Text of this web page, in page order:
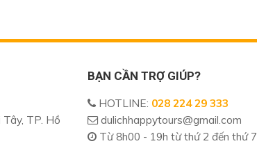
TP. Hồ
BẠN CẦN TRỢ GIÚP?
HOTLINE: 028 224 29 333
dulichhappytours@gmail.com
Từ 8h00 - 19h từ thứ 2 đến thứ 7